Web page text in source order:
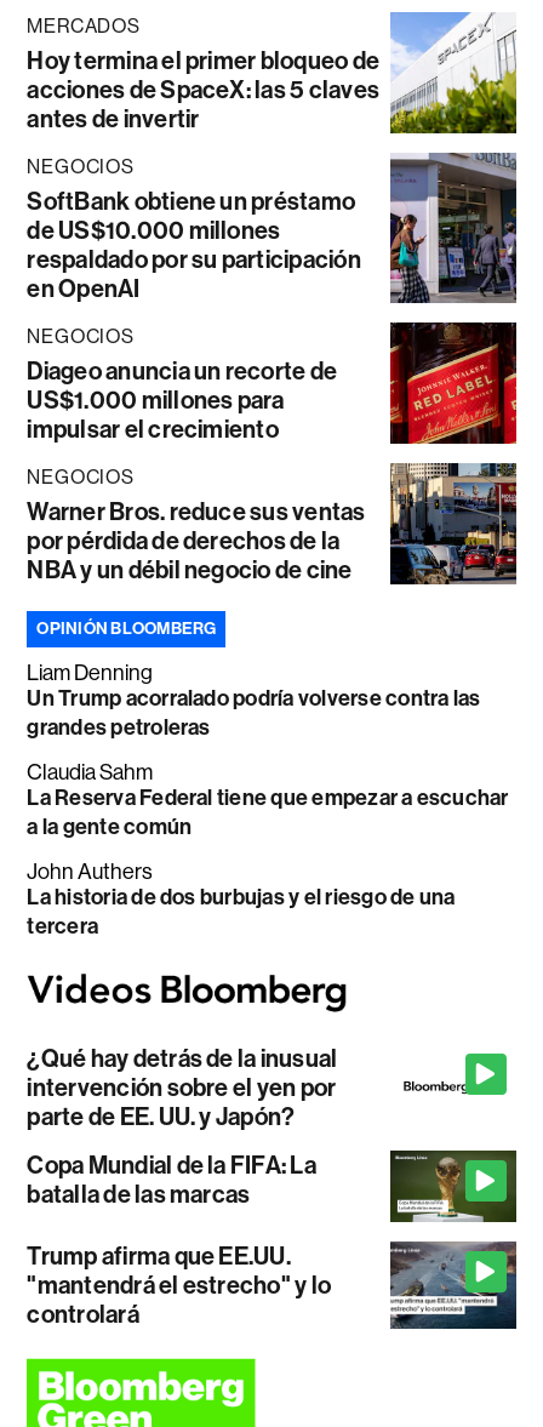
MERCADOS
Hoy termina el primer bloqueo de
acciones de SpaceX: las 5 claves
antes de invertir
NEGOCIOS
SoftBank obtiene un préstamo
de US$10.000 millones
respaldado por su participación
en OpenAI
NEGOCIOS
Diageo anuncia un recorte de
US$1.000 millones para
impulsar el crecimiento
NEGOCIOS
Warner Bros. reduce sus ventas
por pérdida de derechos de la
NBA y un débil negocio de cine
OPINIÓN BLOOMBERG
Liam Denning
Un Trump acorralado podría volverse contra las
grandes petroleras
Claudia Sahm
La Reserva Federal tiene que empezar a escuchar
a la gente común
John Authers
La historia de dos burbujas y el riesgo de una
tercera
¿Qué hay detrás de la inusual
intervención sobre el yen por
parte de EE. UU. y Japón?
Copa Mundial de la FIFA: La
batalla de las marcas
Trump afirma que EE.UU.
"mantendrá el estrecho" y lo
controlará